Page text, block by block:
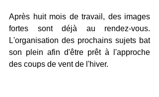
Après huit mois de travail, des images
fortes sont déjà au rendez-vous.
L'organisation des prochains sujets bat
son plein afin d'être prêt à l'approche
des coups de vent de l'hiver.